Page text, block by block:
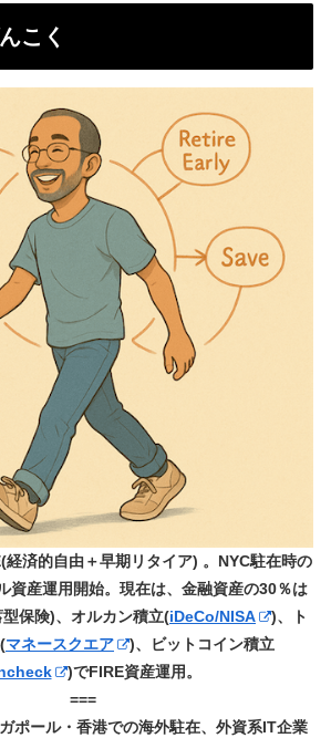
こく
済的自由＋早期リタイア) 。NYC駐在時の
資産運用開始。現在は、金融資産の30％は
保険)、オルカン積立(iDeCo/NISA
)、ト
マネースクエア
)、ビットコイン積立
)でFIRE資産運用。
===
ポール・香港での海外駐在、外資系IT企業